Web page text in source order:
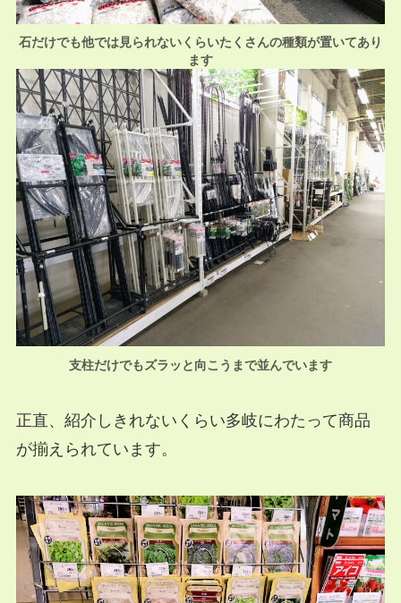
石だけでも他では見られないくらいたくさんの種類が置いてあり
ます
支柱だけでもズラッと向こうまで並んでいます
正直、紹介しきれないくらい多岐にわたって商品
が揃えられています。